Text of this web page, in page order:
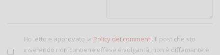
Ho letto e approvato la Policy dei commenti. Il post che sto
inserendo non contiene offese e volgarità, non è diffamante e